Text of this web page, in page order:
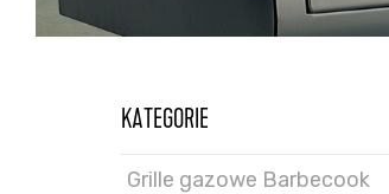
KATEGORIE
Grille gazowe Barbecook